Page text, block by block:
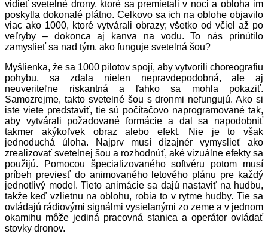
vidieť svetelné drony, ktoré sa premietali v noci a obloha im
poskytla dokonalé plátno. Celkovo sa ich na oblohe objavilo
viac ako 1000, ktoré vytvárali obrazy; všetko od včiel až po
veľryby – dokonca aj kanva na vodu. To nás prinútilo
zamyslieť sa nad tým, ako funguje svetelná šou?
Myšlienka, že sa 1000 pilotov spojí, aby vytvorili choreografiu
pohybu, sa zdala nielen nepravdepodobná, ale aj
neuveriteľne riskantná a ľahko sa mohla pokaziť.
Samozrejme, takto svetelné šou s dronmi nefungujú. Ako si
iste viete predstaviť, tie sú počítačovo naprogramované tak,
aby vytvárali požadované formácie a dal sa napodobniť
takmer akýkoľvek obraz alebo efekt. Nie je to však
jednoduchá úloha. Najprv musí dizajnér vymyslieť ako
zrealizovať svetelnej šou a rozhodnúť, aké vizuálne efekty sa
použijú. Pomocou špecializovaného softvéru potom musí
príbeh previesť do animovaného letového plánu pre každý
jednotlivý model. Tieto animácie sa dajú nastaviť na hudbu,
takže keď vzlietnu na oblohu, robia to v rytme hudby. Tie sa
ovládajú rádiovými signálmi vysielanými zo zeme a v jednom
okamihu môže jediná pracovná stanica a operátor ovládať
stovky dronov.